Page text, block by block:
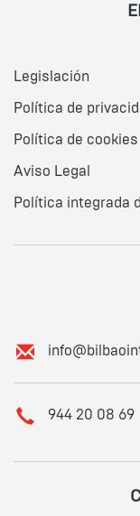
Legislación
Política de
Política de cookies
Aviso Legal
Política integrada
E
iT
944 20 08 69